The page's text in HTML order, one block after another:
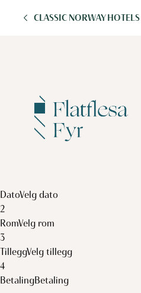
CLASSIC NORWAY HOTELS
DatoVelg dato
2
RomVelg rom
3
TilleggVelg tillegg
4
BetalingBetaling